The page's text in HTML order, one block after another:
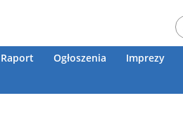
Raport Ogłoszenia Imprezy